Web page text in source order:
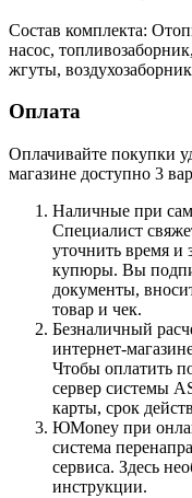
Состав комплекта:
насос,
жгуты,
Оплата
Оплачивайте покупки
магазине доступно 3
Наличные при
Специалист
уточнить время и
купюры. Вы
документы,
товар и чек.
Безналичный
интернет-
Чтобы оплатить
сервер системы
карты, срок
ЮMoney при
система
сервиса. Здесь
инструкции.